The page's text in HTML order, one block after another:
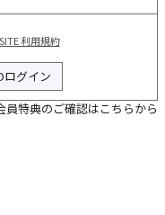
利用規約
ログイン
員特典のご確認はこちらから